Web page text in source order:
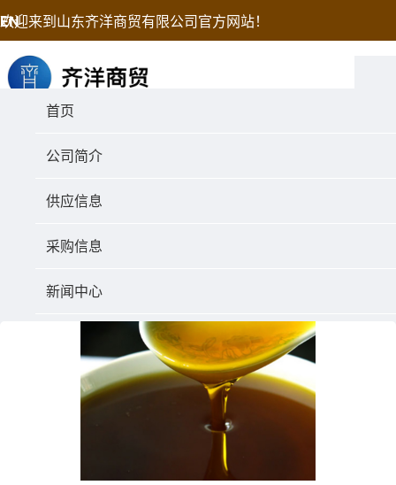
欢迎来到山东齐洋商贸有限公司官方网站！
EN
首页
公司简介
供应信息
采购信息
新闻中心
联系我们
NEWS
行业动态